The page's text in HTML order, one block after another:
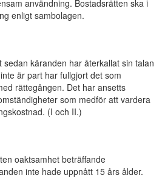
användning. Bostadsrätten ska i
enligt sambolagen.
käranden har återkallat sin talan
är part har fullgjort det som
rättegången. Det har ansetts
som medför att vardera
(I och II.)
oaktsamhet beträffande
inte hade uppnått 15 års ålder.